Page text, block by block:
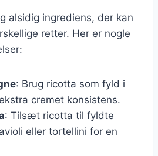
alsidig ingrediens, der kan
retter. Her er nogle
: Brug ricotta som fyld i
cremet konsistens.
: Tilsæt ricotta til fyldte
eller tortellini for en